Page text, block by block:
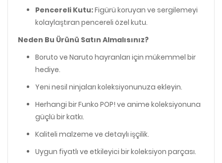
Pencereli Kutu:Figürü koruyan ve sergilemeyi
kolaylaştıran pencereli özel kutu.
Neden Bu Ürünü Satın Almalısınız?
Boruto ve Naruto hayranları için mükemmel bir
hediye.
Yeni nesil ninjaları koleksiyonunuza ekleyin.
Herhangi bir Funko POP! ve anime koleksiyonuna
güçlü bir katkı.
Kaliteli malzeme ve detaylı işçilik.
Uygun fiyatlı ve etkileyici bir koleksiyon parçası.